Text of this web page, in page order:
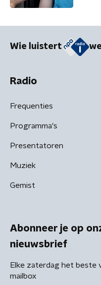
Wie luistert
Radio
Frequenties
Programma's
Presentatoren
Muziek
Gemist
Abonneer je op
nieuwsbrief
Elke zaterdag het beste
mailbox